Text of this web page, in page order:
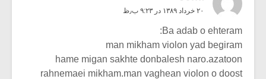
۲۰ خرداد ۱۳۸۹ در ۹:۲۳ ب٫ظ
Ba adab o ehteram:
man mikham violon yad begiram
hame migan sakhte donbalesh naro.azatoon
rahnemaei mikham.man vaghean violon o doost